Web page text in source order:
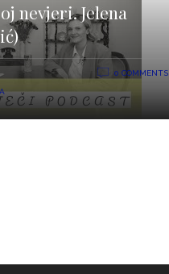
nevjeri. Jelena
0 COMMENTS